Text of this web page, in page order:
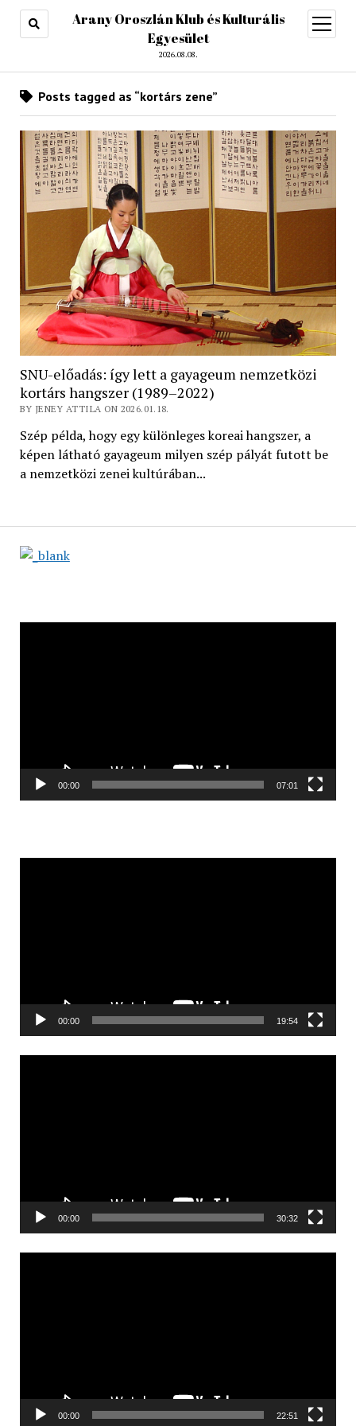
Arany Oroszlán Klub és Kulturális
Egyesület
2026.08.08.
open
menu
00:00 07:01
00:00 19:54
00:00 30:32
00:00 22:51
Posts tagged as “kortárs zene”
SNU-előadás: így lett a gayageum nemzetközi
kortárs hangszer (1989–2022)
BY JENEY ATTILA ON 2026.01.18.
Szép példa, hogy egy különleges koreai hangszer, a
képen látható gayageum milyen szép pályát futott be
a nemzetközi zenei kultúrában...